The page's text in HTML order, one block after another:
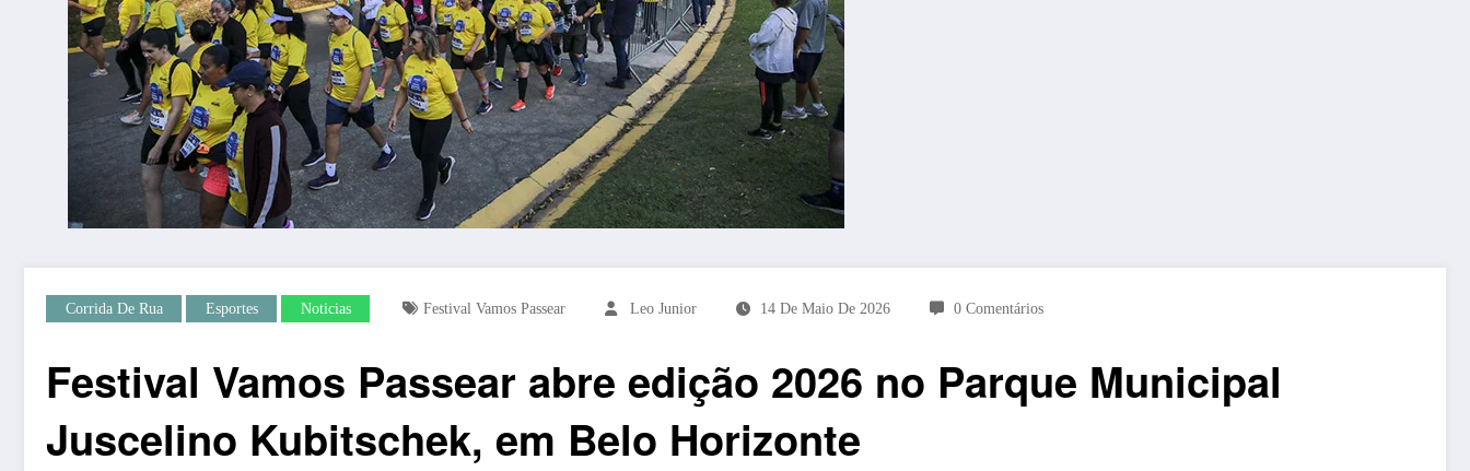
Corrida De Rua Esportes Noticias Festival Vamos Passear Leo Junior 14 De Maio De 2026 0 Comentários
Festival Vamos Passear abre edição 2026 no Parque Municipal
Juscelino Kubitschek, em Belo Horizonte